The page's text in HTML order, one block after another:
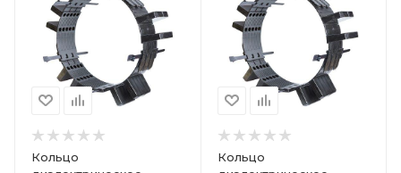
Кольцо
Кольцо